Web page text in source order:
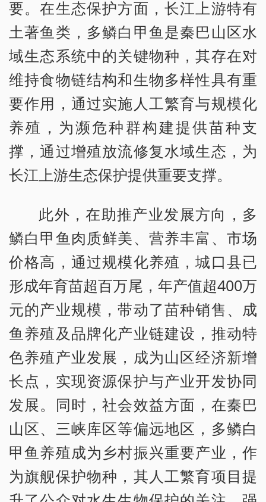
要。在生态保护方面，长江上游特有
土著鱼类，多鳞白甲鱼是秦巴山区水
域生态系统中的关键物种，其存在对
维持食物链结构和生物多样性具有重
要作用，通过实施人工繁育与规模化
养殖，为濒危种群构建提供苗种支
撑，通过增殖放流修复水域生态，为
长江上游生态保护提供重要支撑。
此外，在助推产业发展方向，多
鳞白甲鱼肉质鲜美、营养丰富、市场
价格高，通过规模化养殖，城口县已
形成年育苗超百万尾，年产值超400万
元的产业规模，带动了苗种销售、成
鱼养殖及品牌化产业链建设，推动特
色养殖产业发展，成为山区经济新增
长点，实现资源保护与产业开发协同
发展。同时，社会效益方面，在秦巴
山区、三峡库区等偏远地区，多鳞白
甲鱼养殖成为乡村振兴重要产业，作
为旗舰保护物种，其人工繁育项目提